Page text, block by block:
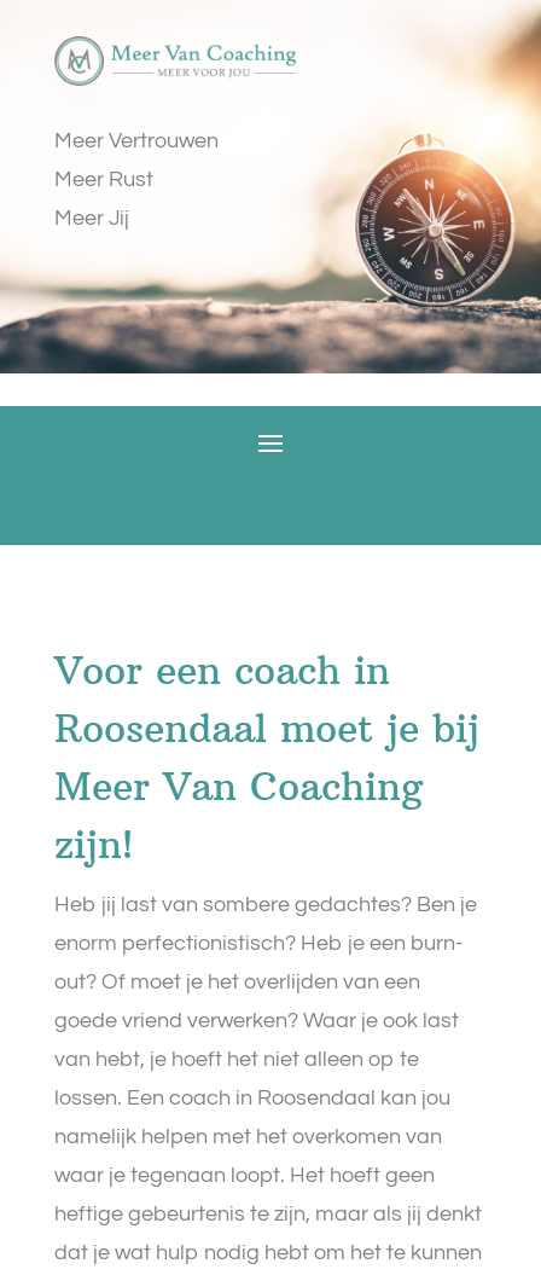
Meer Vertrouwen
Meer Rust
Meer Jij
Voor een coach in
Roosendaal moet je bij
Meer Van Coaching
zijn!
Heb jij last van sombere gedachtes? Ben je
enorm perfectionistisch? Heb je een burn-
out? Of moet je het overlijden van een
goede vriend verwerken? Waar je ook last
van hebt, je hoeft het niet alleen op te
lossen. Een coach in Roosendaal kan jou
namelijk helpen met het overkomen van
waar je tegenaan loopt. Het hoeft geen
heftige gebeurtenis te zijn, maar als jij denkt
dat je wat hulp nodig hebt om het te kunnen